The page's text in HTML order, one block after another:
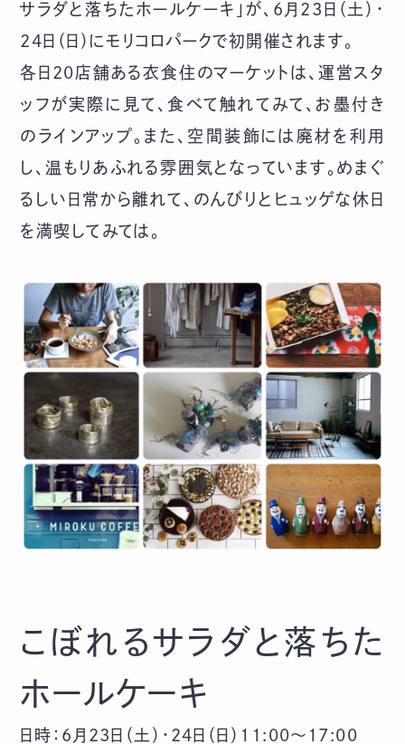
サラダと落ちたホールケーキ」が、6月23日（土）・
24日（日）にモリコロパークで初開催されます。
各日20店舗ある衣食住のマーケットは、運営スタ
ッフが実際に見て、食べて触れてみて、お墨付き
のラインアップ。また、空間装飾には廃材を利用
し、温もりあふれる雰囲気となっています。めまぐ
るしい日常から離れて、のんびりとヒュッゲな休日
を満喫してみては。
こぼれるサラダと落ちた
ホールケーキ
日時：6月23日（土）・24日（日）11:00～17:00